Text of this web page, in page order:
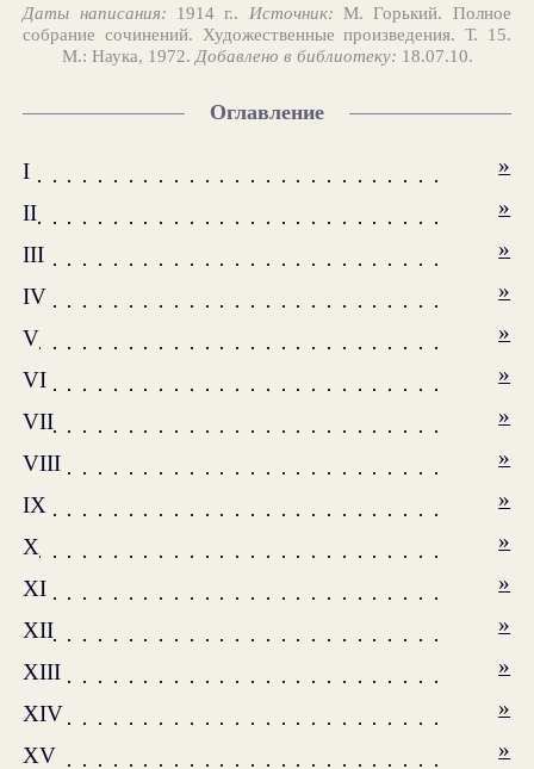
Даты написания: 1914 г.. Источник: М. Горький. Полное
собрание сочинений. Художественные произведения. Т. 15.
М.: Наука, 1972. Добавлено в библиотеку: 18.07.10.
Оглавление
I
»
II
»
III
»
IV
»
V
»
VI
»
VII
»
VIII
»
IX
»
X
»
XI
»
XII
»
XIII
»
XIV
»
XV
»